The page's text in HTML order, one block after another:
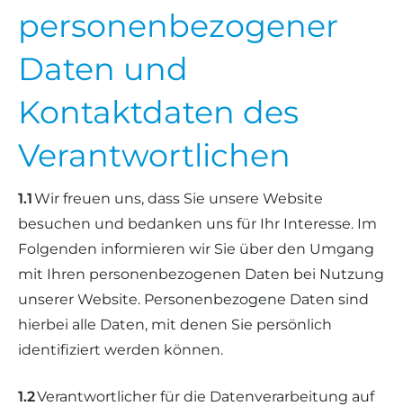
personenbezogener
Daten und
Kontaktdaten des
Verantwortlichen
1.1Wir freuen uns, dass Sie unsere Website
besuchen und bedanken uns für Ihr Interesse. Im
Folgenden informieren wir Sie über den Umgang
mit Ihren personenbezogenen Daten bei Nutzung
unserer Website. Personenbezogene Daten sind
hierbei alle Daten, mit denen Sie persönlich
identifiziert werden können.
1.2Verantwortlicher für die Datenverarbeitung auf
Formulare/Download
Links Züchter-Internetseiten
Neueinsteiger
Fachberater in Bayern
Lineare Beurteilung Zahnstellung
Walliser Schwarznasenschaf
Weißes Bergschaf
Zwartbles
Rhönschaf
Rouge de Roussillon
Schwarzes Villnösser Schaf
Scottish Blackface
Shetland
Skudde
South Down
Soayschaf